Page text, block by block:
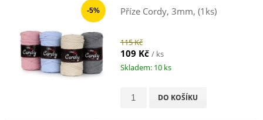
-5% Příze Cordy, 3mm, (1ks)
115 Kč
109 Kč / ks
Skladem: 10 ks
DO KOŠÍKU